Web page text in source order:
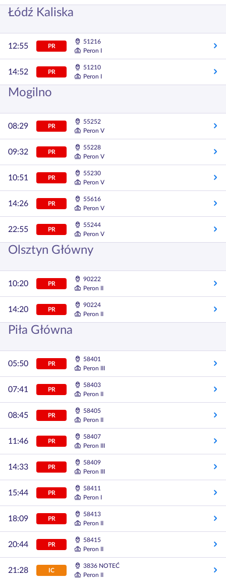
Łódź Kaliska
12:55 PR
51216
Peron I
14:52 PR
51210
Peron I
Mogilno
08:29 PR
55252
Peron V
09:32 PR
55228
Peron V
10:51 PR
55230
Peron V
14:26 PR
55616
Peron V
22:55 PR
55244
Peron V
Olsztyn Główny
10:20 PR
90222
Peron II
14:20 PR
90224
Peron II
Piła Główna
05:50 PR
58401
Peron III
07:41 PR
58403
Peron II
08:45 PR
58405
Peron II
11:46 PR
58407
Peron III
14:33 PR
58409
Peron III
15:44 PR
58411
Peron I
18:09 PR
58413
Peron II
20:44 PR
58415
Peron II
21:28 IC
3836 NOTEĆ
Peron II